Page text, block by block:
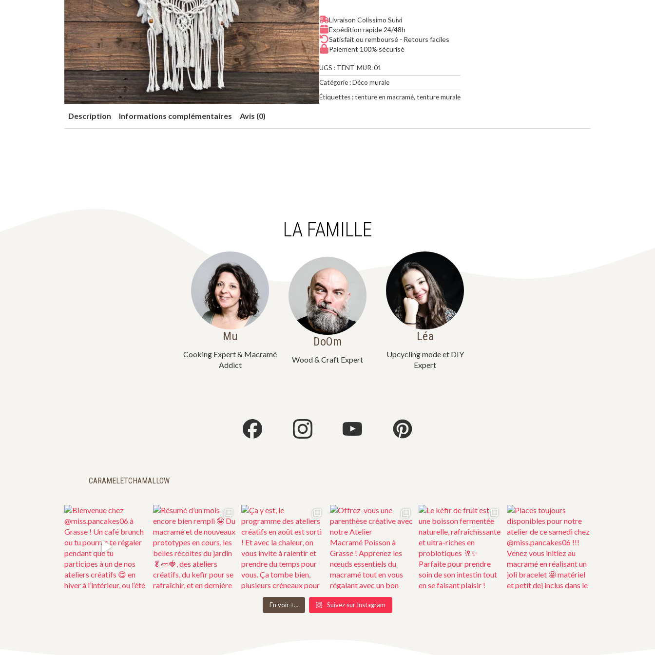
macramé
Livraison Colissimo Suivi
Expédition rapide 24/48h
Satisfait ou remboursé - Retours faciles
Paiement 100% sécurisé
UGS : TENT-MUR-01
Catégorie :Déco murale
Étiquettes :tenture en macramé,tenture murale
Description Informations complémentaires Avis (0)
LA FAMILLE
Mu
Cooking Expert & Macramé
Addict
DoOm
Wood & Craft Expert
Léa
Upcycling mode et DIY
Expert
CARAMELETCHAMALLOW
En voir +… Suivez sur Instagram